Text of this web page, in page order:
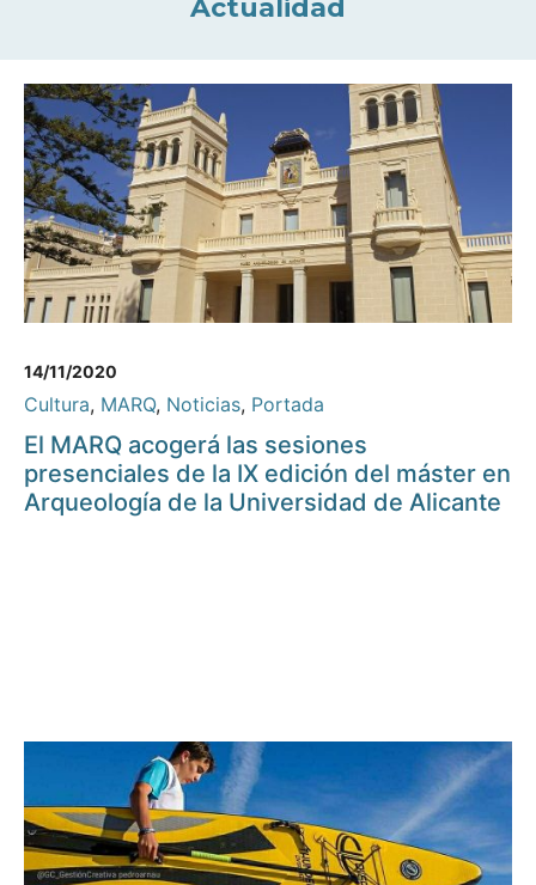
Actualidad
14/11/2020
Cultura, MARQ, Noticias, Portada
El MARQ acogerá las sesiones
presenciales de la IX edición del máster en
Arqueología de la Universidad de Alicante